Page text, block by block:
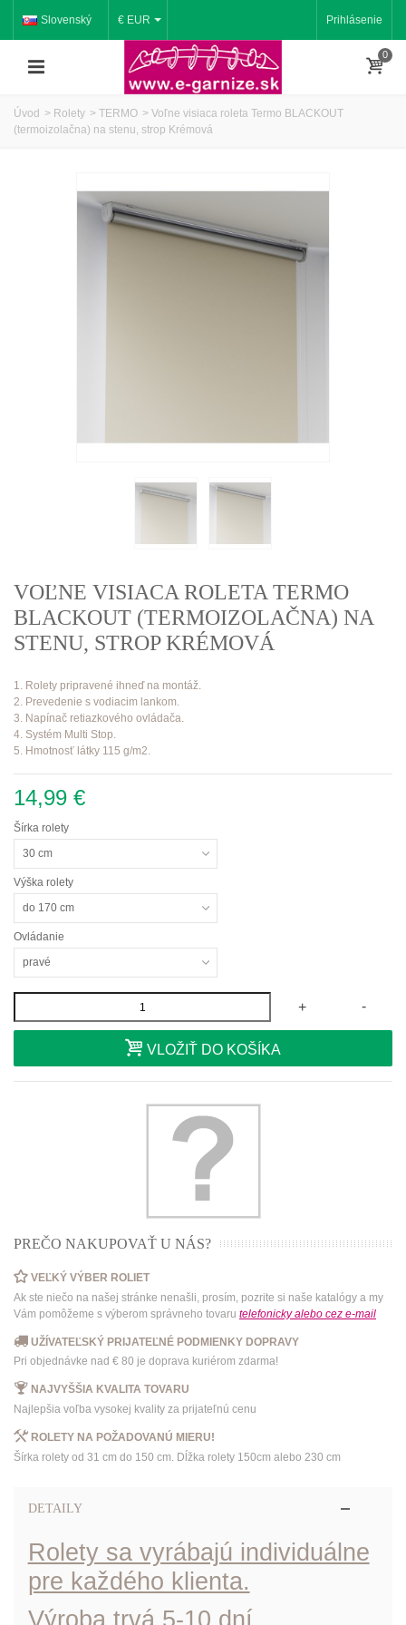
Slovenský Prihlásenie
€ EUR
0
Úvod > Rolety > TERMO > Voľne visiaca roleta Termo BLACKOUT
(termoizolačna) na stenu, strop Krémová
VOĽNE VISIACA ROLETA TERMO
BLACKOUT (TERMOIZOLAČNA) NA
STENU, STROP KRÉMOVÁ
1. Rolety pripravené ihneď na montáž.
2. Prevedenie s vodiacim lankom.
3. Napínač retiazkového ovládača.
4. Systém Multi Stop.
5. Hmotnosť látky 115 g/m2.
14,99 €
Šírka rolety
30 cm
Výška rolety
do 170 cm
Ovládanie
pravé
-
+
VLOŽIŤ DO KOŠÍKA
PREČO NAKUPOVAŤ U NÁS?
VEĽKÝ VÝBER ROLIET
Ak ste niečo na našej stránke nenašli, prosím, pozrite si naše katalógy a my
Vám pomôžeme s výberom správneho tovaru telefonicky alebo cez e-mail
UŽÍVATEĽSKÝ PRIJATEĽNÉ PODMIENKY DOPRAVY
Pri objednávke nad € 80 je doprava kuriérom zdarma!
NAJVYŠŠIA KVALITA TOVARU
Najlepšia voľba vysokej kvality za prijateľnú cenu
ROLETY NA POŽADOVANÚ MIERU!
Šírka rolety od 31 cm do 150 cm. Dĺžka rolety 150cm alebo 230 cm
DETAILY
Rolety sa vyrábajú individuálne
pre každého klienta.
Výroba trvá 5-10 dní.